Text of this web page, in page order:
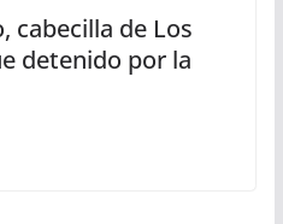
cabecilla de Los
detenido por la